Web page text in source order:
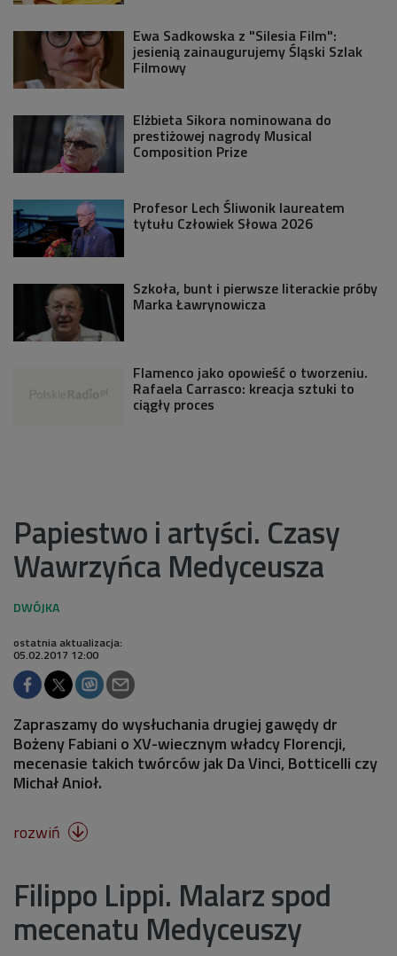
Ewa Sadkowska z "Silesia Film":
jesienią zainaugurujemy Śląski Szlak
Filmowy
Elżbieta Sikora nominowana do
prestiżowej nagrody Musical
Composition Prize
Profesor Lech Śliwonik laureatem
tytułu Człowiek Słowa 2026
Szkoła, bunt i pierwsze literackie próby
Marka Ławrynowicza
Flamenco jako opowieść o tworzeniu.
Rafaela Carrasco: kreacja sztuki to
ciągły proces
Papiestwo i artyści. Czasy
Wawrzyńca Medyceusza
ostatnia aktualizacja:
05.02.2017 12:00
Zapraszamy do wysłuchania drugiej gawędy dr
Bożeny Fabiani o XV-wiecznym władcy Florencji,
mecenasie takich twórców jak Da Vinci, Botticelli czy
Michał Anioł.
rozwiń 
Filippo Lippi. Malarz spod
mecenatu Medyceuszy